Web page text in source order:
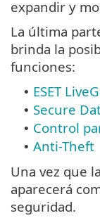
expandir y
La última
brinda la
funciones:
• ESET
• Secure
• Control
• Anti-Theft
Una vez que
aparecerá
seguridad.